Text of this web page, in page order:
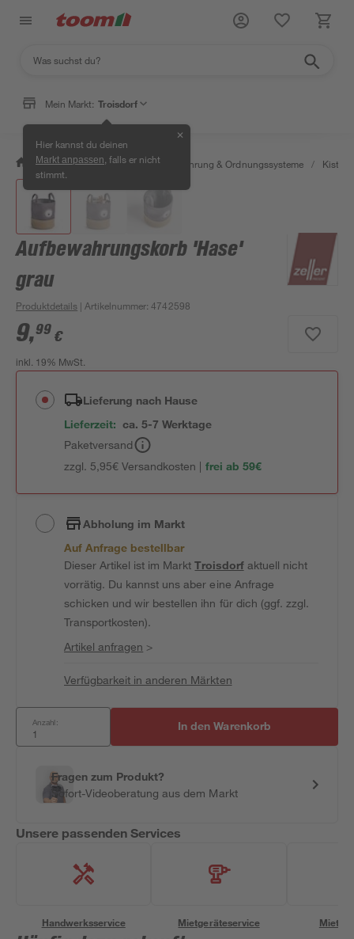
Mein Markt: Troisdorf
Hier kannst du deinen
Markt anpassen , falls er nicht
stimmt.
✕
/ Wohnen & Haushalt / Aufbewahrung & Ordnungssysteme / Kisten
Aufbewahrungskorb 'Hase'
grau
Produktdetails | Artikelnummer:4742598
9,99 €
inkl. 19% MwSt.
Lieferung nach Hause
Lieferzeit: ca. 5-7 Werktage
Paketversand
zzgl. 5,95€ Versandkosten | frei ab 59€
Abholung im Markt
Auf Anfrage bestellbar
Dieser Artikel ist im MarktTroisdorfaktuell nicht
vorrätig. Du kannst uns aber eine Anfrage
schicken und wir bestellen ihn für dich (ggf. zzgl.
Transportkosten).
Artikel anfragen >
Verfügbarkeit in anderen Märkten
Anzahl: In den Warenkorb
Fragen zum Produkt?
Sofort-Videoberatung aus dem Markt
Unsere passenden Services
Handwerksservice Mietgeräteservice